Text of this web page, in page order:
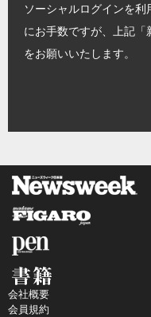
ソーシャルログインを
にお手数ですが、上記
をお願いいたします。
会社概要
会員規約